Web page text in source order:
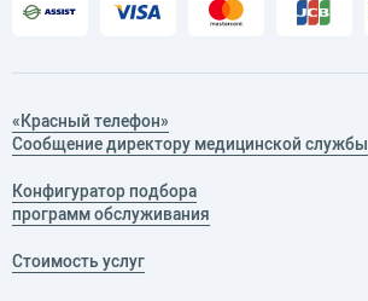
«Красный телефон»
Сообщение директору медицинской службы
Конфигуратор подбора
программ обслуживания
Стоимость услуг